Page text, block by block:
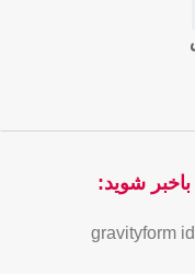
شوید:
[gravityform